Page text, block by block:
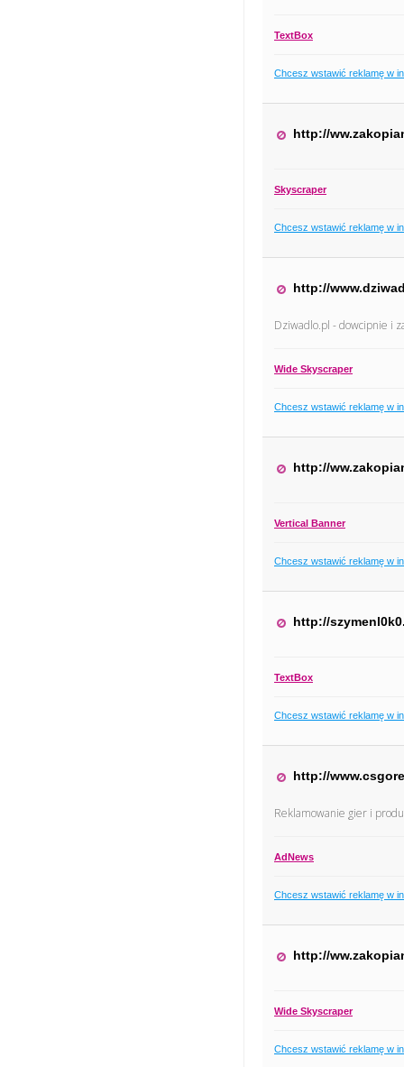
TextBox
Chcesz wstawić reklamę w
http://
Skyscraper
Chcesz wstawić reklamę w
http://
Dziwadlo.pl - dowcipnie i
Wide Skyscraper
Chcesz wstawić reklamę w
http://
Vertical Banner
Chcesz wstawić reklamę w
http://
TextBox
Chcesz wstawić reklamę w
http://
Reklamowanie gier i
AdNews
Chcesz wstawić reklamę w
http://
Wide Skyscraper
Chcesz wstawić reklamę w